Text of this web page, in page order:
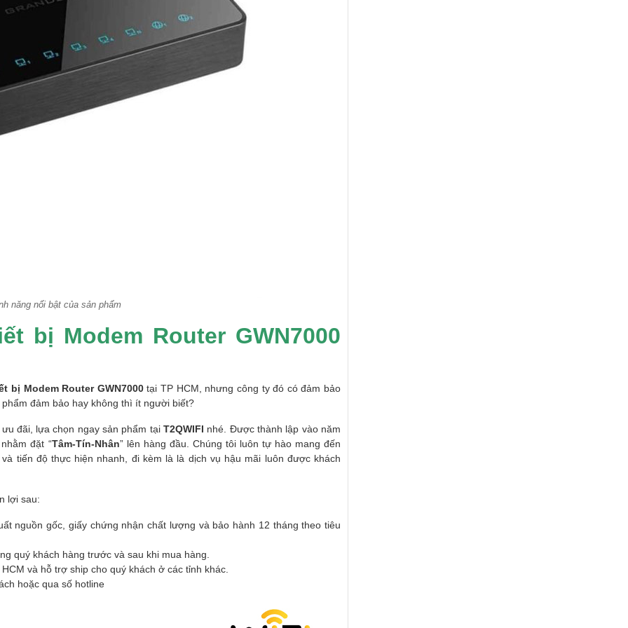
năng nổi bật của sản phẩm
bị Modem Router GWN7000
bị Modem Router GWN7000tại TP HCM, nhưng công ty đó có đảm bảo
đảm bảo hay không thì ít người biết?
đãi, lựa chọn ngay sản phẩm tạiT2QWIFI nhé. Được thành lập vào năm
đặt “Tâm-Tín-Nhân” lên hàng đầu. Chúng tôi luôn tự hào mang đến
tiến độ thực hiện nhanh, đi kèm là là dịch vụ hậu mãi luôn được khách
lợi sau:
nguồn gốc, giấy chứng nhận chất lượng và bảo hành 12 tháng theo tiêu
quý khách hàng trước và sau khi mua hàng.
và hỗ trợ ship cho quý khách ở các tỉnh khác.
hoặc qua số hotline